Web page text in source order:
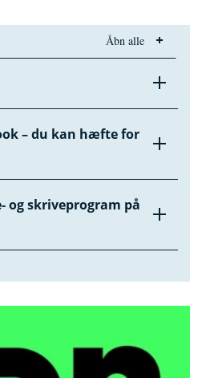
Åbn alle
– du kan hæfte for
og skriveprogram på